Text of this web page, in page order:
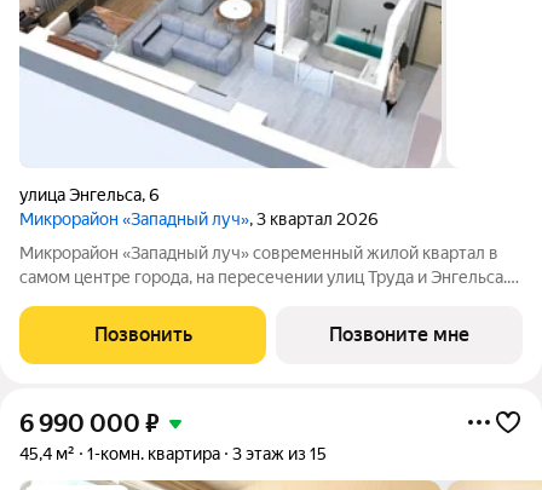
улица Энгельса,6
Микрорайон «Западный луч», 3 квартал 2026
Микрорайон «Западный луч» современный жилой квартал в
самом центре города, на пересечении улиц Труда и Энгельса.
узнаваемый архитектурный облик и стали настоящим
украшением центральной части Челябинска.
Позвонить Позвоните мне
6 990 000 ₽
45,4 м² 1-комн. квартира 3 этаж из 15